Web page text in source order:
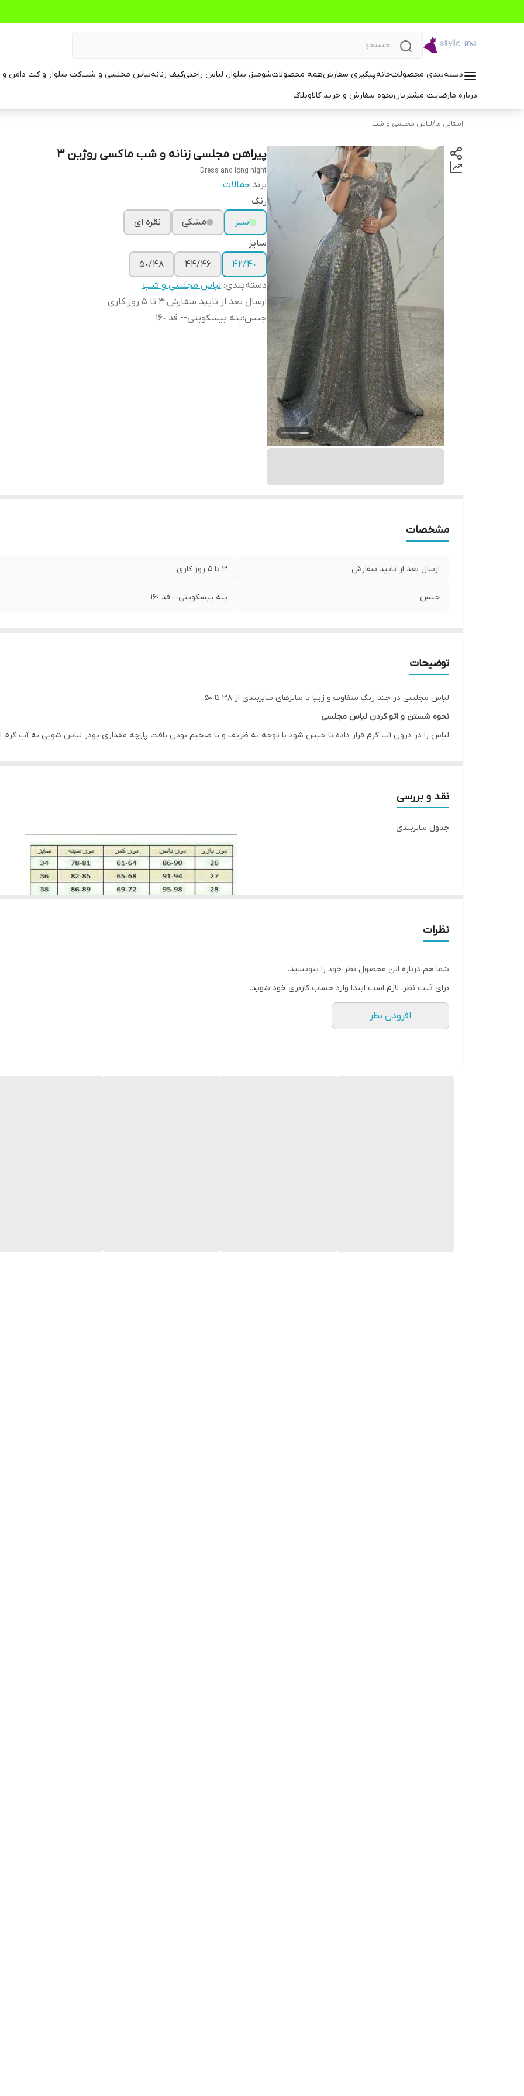
دسته‌بندی محصولاتخانهپیگیری سفارشهمه محصولاتشومیز، شلوار، لباس راحتیکیف زنانهلباس مجلسی و شبکت شلوار و کت دامن و
درباره مارضایت مشتریاننحوه سفارش و خرید کالاوبلاگ
استایل ما/لباس مجلسی و شب
پیراهن مجلسی زنانه و شب ماکسی روژین ٣
Dress and long night
برند:جمالات
رنگ
سبز
مشکی
نقره ای
سایز
۴٠/۴٢
۴۴/۴۶
۴٨/۵٠
دسته‌بندی: لباس مجلسی و شب
ارسال بعد از تایید سفارش:3 تا 5 روز کاری
جنس:بنه بیسکویتی-- قد ١۶٠
مشخصات
ارسال بعد از تایید سفارش 3 تا 5 روز کاری
جنس بنه بیسکویتی-- قد ١۶٠
توضیحات
لباس مجلسی در چند رنگ متفاوت و زیبا با سایزهای سایزبندی از 38 تا 50
نحوه شستن و اتو کردن لباس مجلسی
لباس را در درون آب گرم قرار داده تا خیس شود با توجه به ظریف و یا ضخیم بودن بافت پارچه مقداری پودر لباس شویی به آب گرم
مراتب درجه را بروی ارقام بیشتری تنظیم کنید. توجه کنید قسمت های توری با درجه کم اتو شود.
لطفا در ثبت سفارش سایز خود دقت نمایید
نقد و بررسی
جدول سایزبندی
لطفا با دقت اندازه های خود را انتخاب بفرماییدچون امکان تعویض به دلیل سایز وجود ندارد
نظرات
شما هم درباره این محصول نظر خود را بنویسید.
برای ثبت نظر، لازم است ابتدا وارد حساب کاربری خود شوید.
افزودن نظر